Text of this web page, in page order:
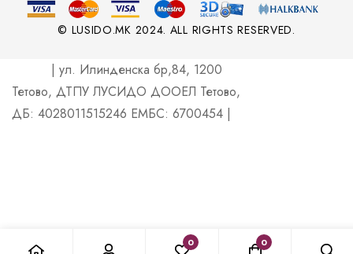
© LUSIDO.MK 2024. ALL RIGHTS RESERVED.
| ул. Илинденска бр,84, 1200
Тетово, ДТПУ ЛУСИДО ДООЕЛ Тетово,
ДБ: 4028011515246 ЕМБС: 6700454 |
0 0